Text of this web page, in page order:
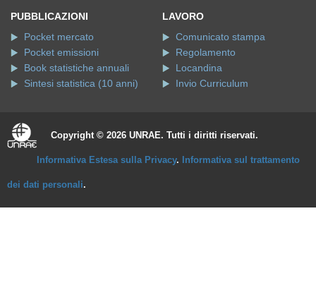
PUBBLICAZIONI
Pocket mercato
Pocket emissioni
Book statistiche annuali
Sintesi statistica (10 anni)
LAVORO
Comunicato stampa
Regolamento
Locandina
Invio Curriculum
Copyright © 2026 UNRAE. Tutti i diritti riservati.
Informativa Estesa sulla Privacy. Informativa sul trattamento
dei dati personali.